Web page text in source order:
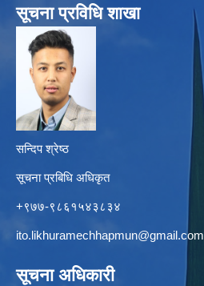
सूचना प्रविधि शाखा
सन्दिप श्रेष्ठ
सूचना प्रबिधि अधिकृत
+९७७-९८६१५४३८३४
ito.likhuramechhapmun@gmail.com
सूचना अधिकारी